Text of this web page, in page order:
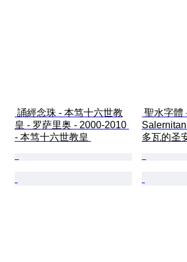
皇 - 罗萨里奥 - 2000-2010
- 本笃十六世教皇
多瓦的圣